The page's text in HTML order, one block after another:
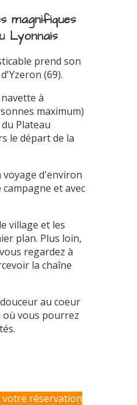
magnifiques
Lyonnais
prend son
(69).
à
maximum)
Plateau
le départ de la
d'environ
et avec
village et les
plan. Plus loin,
regardez à
la chaîne
au coeur
où vous pourrez
votre réservation